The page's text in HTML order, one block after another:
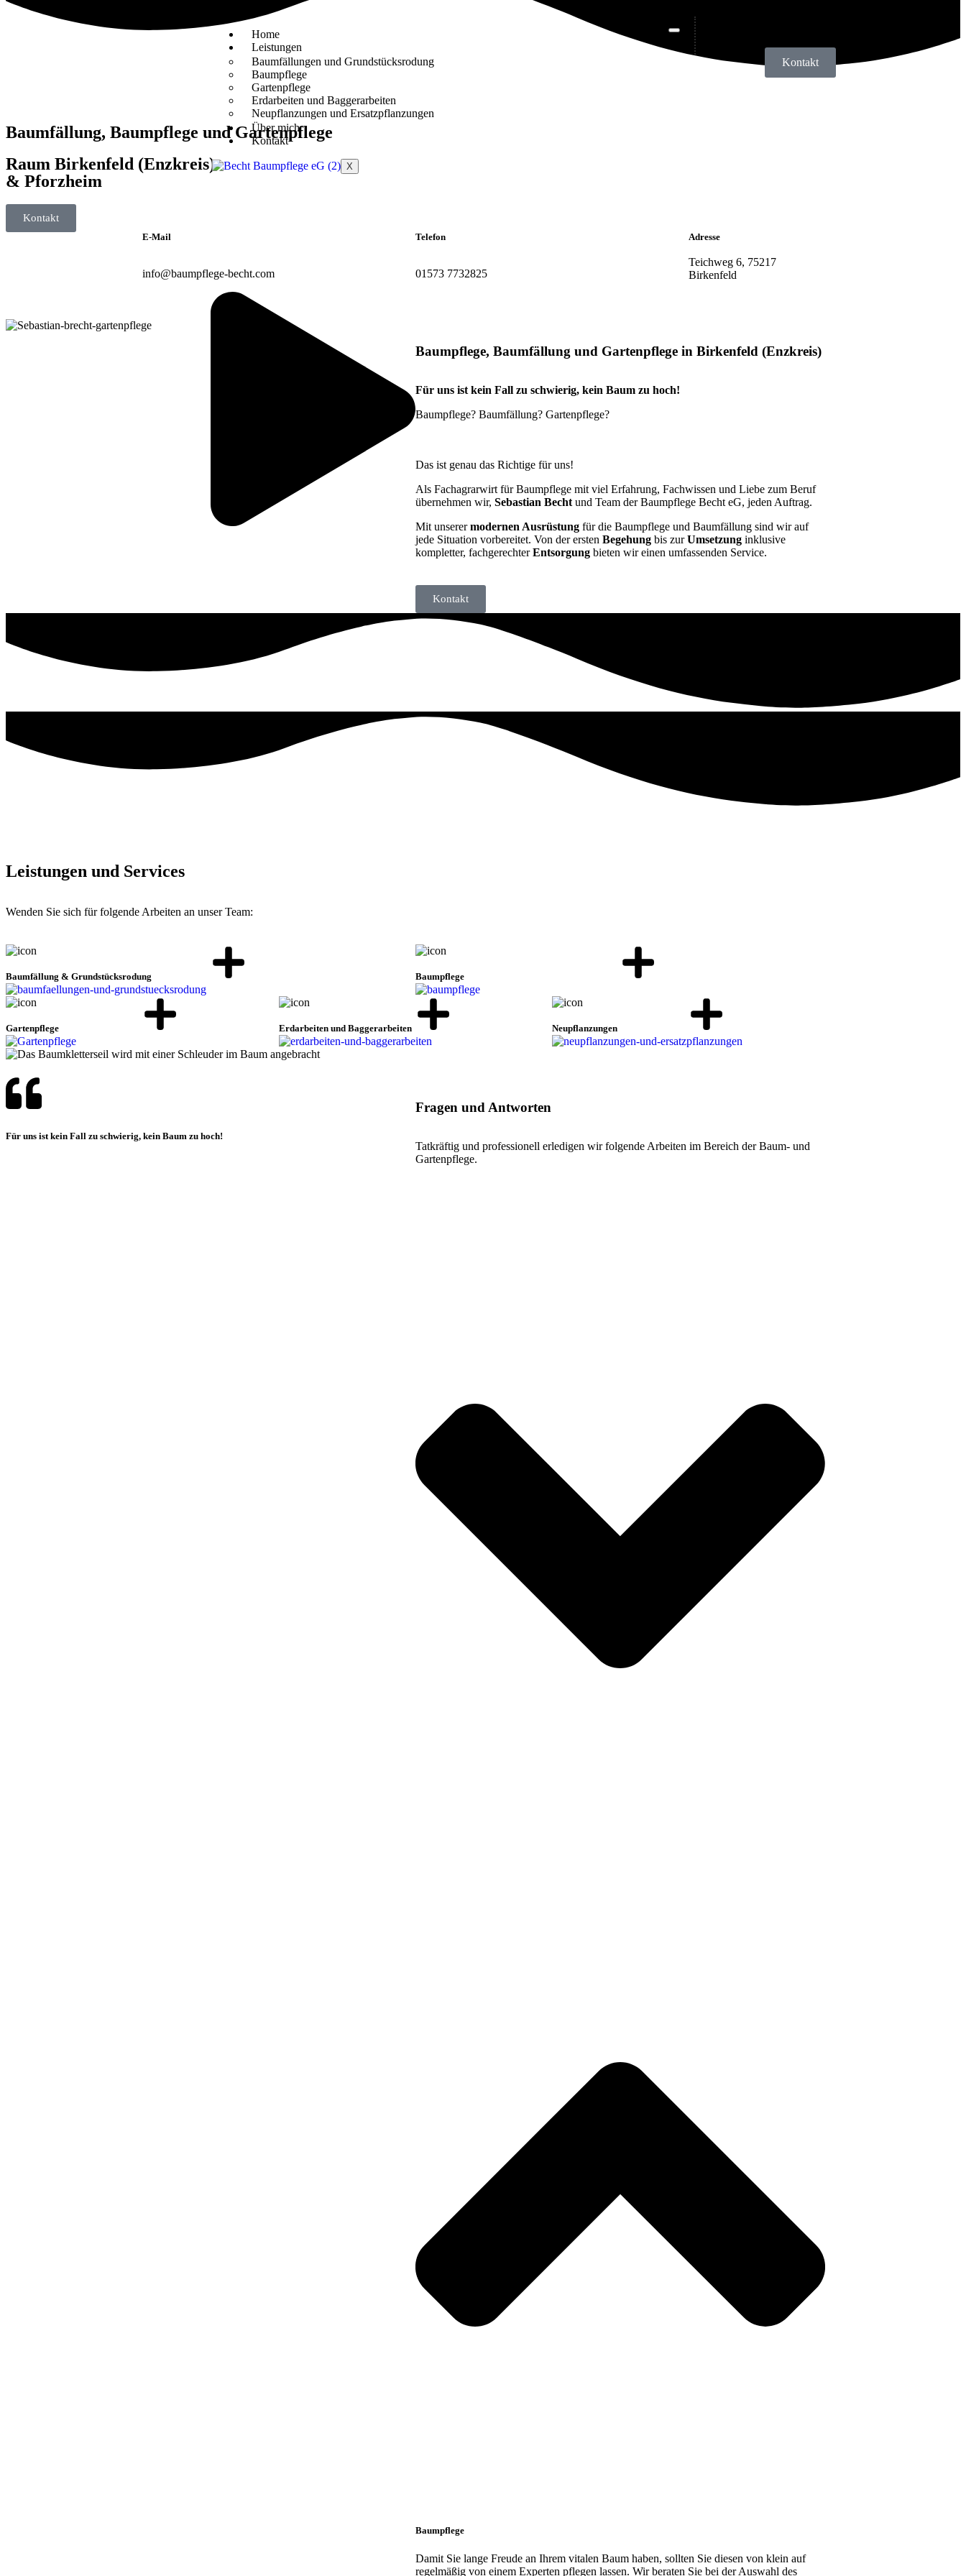
Home
Leistungen
Baumfällungen und Grundstücksrodung
Baumpflege
Gartenpflege
Erdarbeiten und Baggerarbeiten
Neupflanzungen und Ersatzpflanzungen
Über mich
Kontakt
X
Kontakt
Baumfällung, Baumpflege und Gartenpflege
Raum Birkenfeld (Enzkreis)
& Pforzheim
Kontakt
E-Mail
info@baumpflege-becht.com
Telefon
01573 7732825
Adresse
Teichweg 6, 75217
Birkenfeld
Baumpflege, Baumfällung und Gartenpflege in Birkenfeld (Enzkreis)
Für uns ist kein Fall zu schwierig, kein Baum zu hoch!
Baumpflege? Baumfällung? Gartenpflege?
Das ist genau das Richtige für uns!
Als Fachagrarwirt für Baumpflege mit viel Erfahrung, Fachwissen und Liebe zum Beruf
übernehmen wir, Sebastian Becht und Team der Baumpflege Becht eG, jeden Auftrag.
Mit unserermodernen Ausrüstung für die Baumpflege und Baumfällung sind wir auf
jede Situation vorbereitet. Von der ersten Begehung bis zurUmsetzung inklusive
kompletter, fachgerechterEntsorgung bieten wir einen umfassenden Service.
Kontakt
Leistungen und Services
Wenden Sie sich für folgende Arbeiten an unser Team:
Baumfällung & Grundstücksrodung Baumpflege
Gartenpflege Erdarbeiten und Baggerarbeiten Neupflanzungen
Für uns ist kein Fall zu schwierig, kein Baum zu hoch!
Fragen und Antworten
Tatkräftig und professionell erledigen wir folgende Arbeiten im Bereich der Baum- und
Gartenpflege.
Baumpflege
Damit Sie lange Freude an Ihrem vitalen Baum haben, sollten Sie diesen von klein auf
regelmäßig von einem Experten pflegen lassen. Wir beraten Sie bei der Auswahl des